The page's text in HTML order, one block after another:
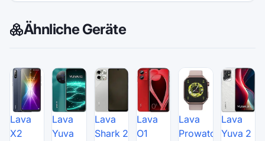
Ähnliche Geräte
Lava
X2
Lava
Yuva
Lava
Shark 2
Lava
O1
Lava
Prowatch
Lava
Yuva 2